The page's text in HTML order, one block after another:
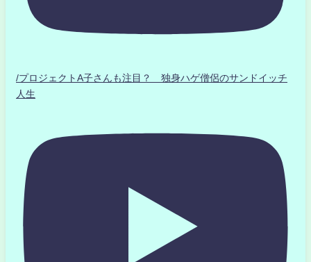
/プロジェクトA子さんも注目？ 独身ハゲ僧侶のサンドイッチ
人生